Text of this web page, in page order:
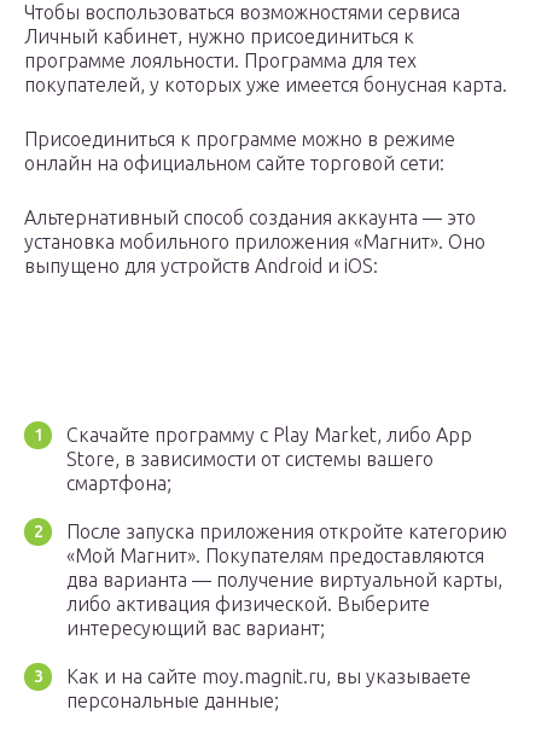
Чтобы воспользоваться возможностями сервиса
Личный кабинет, нужно присоединиться к
программе лояльности. Программа для тех
покупателей, у которых уже имеется бонусная карта.
Присоединиться к программе можно в режиме
онлайн на официальном сайте торговой сети:
Альтернативный способ создания аккаунта — это
установка мобильного приложения «Магнит». Оно
выпущено для устройств Android и iOS:
Скачайте программу с Play Market, либо App
Store, в зависимости от системы вашего
смартфона;
После запуска приложения откройте категорию
«Мой Магнит». Покупателям предоставляются
два варианта — получение виртуальной карты,
либо активация физической. Выберите
интересующий вас вариант;
Как и на сайте moy.magnit.ru, вы указываете
персональные данные;